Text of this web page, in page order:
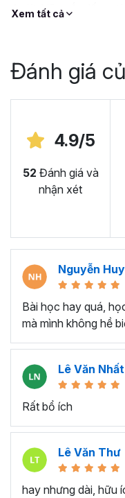
4 giờ. Hãy nắm lấy cơ
Xem tất cả
Đánh giá
4.9/5
52 Đánh giá và
nhận xét
Nguyễn
Bài học hay quá,
mà mình không hề
Lê Văn Nhất
Rất bổ ích
Lê Văn Thư
hay nhưng dài, hữu